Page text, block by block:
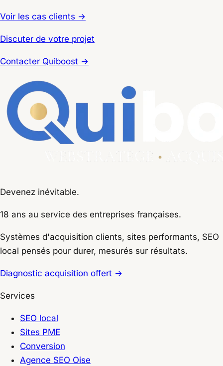
Voir les cas clients →
Discuter de votre projet
Contacter Quiboost →
Devenez inévitable.
18 ans au service des entreprises françaises.
Systèmes d'acquisition clients, sites performants, SEO
local pensés pour durer, mesurés sur résultats.
Diagnostic acquisition offert →
Services
SEO local
Sites PME
Conversion
Agence SEO Oise